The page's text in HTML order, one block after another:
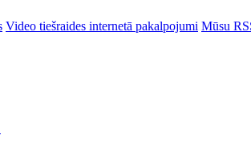
Video tiešraides internetā pakalpojumi Mūsu